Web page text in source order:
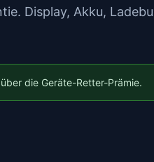
Display, Akku,
die Geräte-Retter-Prämie.